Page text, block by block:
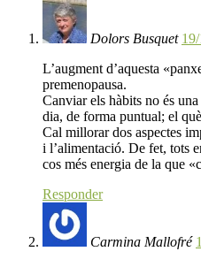
Dolors Busquet
L’augment d’aquesta
premenopausa.
Canviar els hàbits no és
dia, de forma puntual; el
Cal millorar dos aspectes
i l’alimentació. De fet, tots
cos més energia de la que
Responder
Carmina Mallofré